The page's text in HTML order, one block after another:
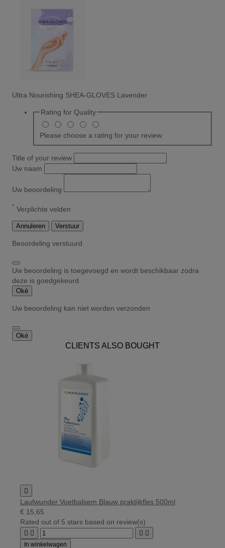
Ultra Nourishing SHEA-GLOVES Lavender
Rating for Quality
Please choose a rating for your review.
Title of your review
Uw naam
Uw beoordeling
* Verplichte velden
Annuleren Verstuur
Beoordeling verstuurd
Uw beoordeling is toegevoegd en wordt beschikbaar zodra
deze is goedgekeurd.
Oké
Uw beoordeling kan niet worden verzonden
Oké
CLIENTS ALSO BOUGHT

Laufwunder Voetbalsem Blauw praktijkfles 500ml
€ 15,65
Rated out of 5 stars based on review(s)
   
In winkelwagen